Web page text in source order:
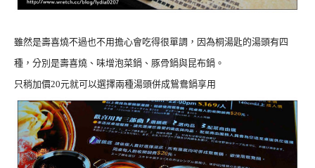
雖然是壽喜燒不過也不用擔心會吃得很單調，因為桐湯匙的湯頭有四
種，分別是壽喜燒、味增泡菜鍋、豚骨鍋與昆布鍋。
只稍加價20元就可以選擇兩種湯頭併成鴛鴦鍋享用